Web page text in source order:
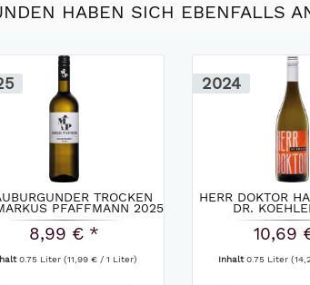
HABEN SICH EBENFALLS
TROCKEN
PFAFFMANN 2025
8,99 € *
0.75 Liter(11,99 € / 1 Liter)
2024
HERR DOKTOR
DR.
10,69
Inhalt0.75 Liter